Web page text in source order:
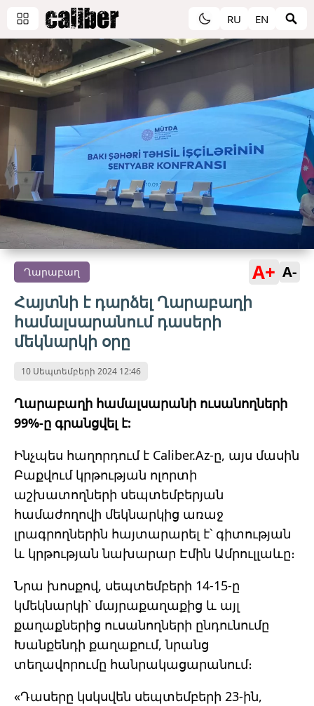
RU EN
Ղարաբաղ A+ A-
Հայտնի է դարձել Ղարաբաղի
համալսարանում դասերի
մեկնարկի օրը
10 Սեպտեմբերի 2024 12:46
Ղարաբաղի համալսարանի ուսանողների
99%-ը գրանցվել է:
Ինչպես հաղորդում է Caliber.Az-ը, այս մասին
Բաքվում կրթության ոլորտի
աշխատողների սեպտեմբերյան
համաժողովի մեկնարկից առաջ
լրագրողներին հայտարարել է՝ գիտության
և կրթության նախարար Էմին Ամրուլլաևը։
Նրա խոսքով, սեպտեմբերի 14-15-ը
կմեկնարկի՝ մայրաքաղաքից և այլ
քաղաքներից ուսանողների ընդունումը
Խանքենդի քաղաքում, նրանց
տեղավորումը հանրակացարանում։
«Դասերը կսկսվեն սեպտեմբերի 23-ին,